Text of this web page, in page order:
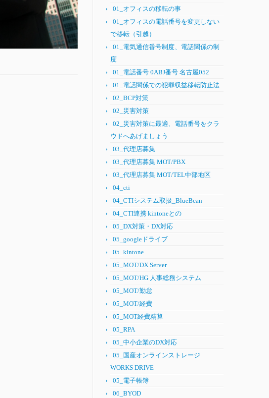
01_オフィスの移転の事
01_オフィスの電話番号を変更しない
で移転（引越）
01_電気通信番号制度、電話関係の制
度
01_電話番号 0ABJ番号 名古屋052
01_電話関係での犯罪収益移転防止法
02_BCP対策
02_災害対策
02_災害対策に最適、電話番号をクラ
ウドへあげましょう
03_代理店募集
03_代理店募集 MOT/PBX
03_代理店募集 MOT/TEL中部地区
04_cti
04_CTIシステム取扱_BlueBean
04_CTI連携 kintoneとの
05_DX対策・DX対応
05_googleドライブ
05_kintone
05_MOT/DX Server
05_MOT/HG 人事総務システム
05_MOT/勤怠
05_MOT/経費
05_MOT経費精算
05_RPA
05_中小企業のDX対応
05_国産オンラインストレージ
WORKS DRIVE
05_電子帳簿
06_BYOD